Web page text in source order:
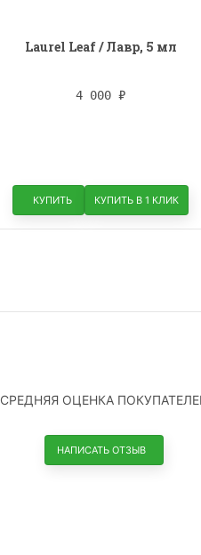
Laurel Leaf / Лавр, 5 мл
4 000₽
КУПИТЬ КУПИТЬ В 1 КЛИК
СРЕДНЯЯ ОЦЕНКА
НАПИСАТЬ ОТЗЫВ